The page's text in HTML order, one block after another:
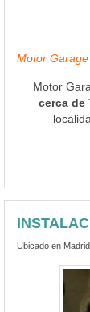
Motor
Motor
cerca de
Ubicado en Madrid